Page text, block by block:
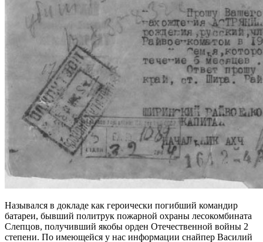
Назывался в докладе как героически погибший командир
батареи, бывший политрук пожарной охраны лесокомбината
Слепцов, получивший якобы орден Отечественной войны 2
степени. По имеющейся у нас информации снайпер Василий